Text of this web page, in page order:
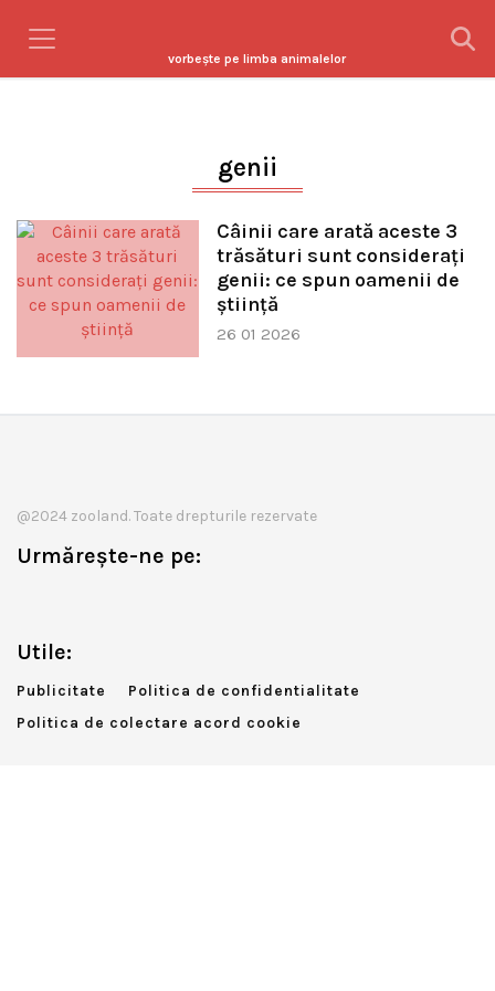
vorbeşte pe limba animalelor
genii
Câinii care arată aceste 3
trăsături sunt considerați
genii: ce spun oamenii de
știință
26 01 2026
@2024 zooland. Toate drepturile rezervate
Urmărește-ne pe:
Utile:
Publicitate
Politica de confidentialitate
Politica de colectare acord cookie